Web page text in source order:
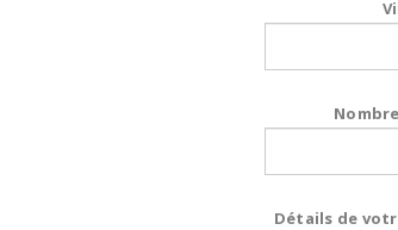
Détails de